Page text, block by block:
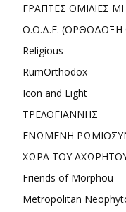
ΓΡΑΠΤΕΣ ΟΜΙΛΙΕΣ
Ο.Ο.Δ.Ε. (ΟΡΘΟΔΟΞΗ
Religious
RumOrthodox
Icon and Light
ΤΡΕΛΟΓΙΑΝΝΗΣ
ΕΝΩΜΕΝΗ
ΧΩΡΑ ΤΟΥ
Friends of Morphou
Metropolitan